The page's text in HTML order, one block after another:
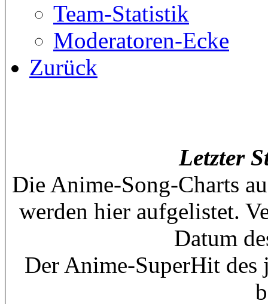
Team-Statistik
Moderatoren-Ecke
Zurück
Letzter
Die Anime-Song-Charts
werden hier aufgelistet.
Datum
Der Anime-SuperHit